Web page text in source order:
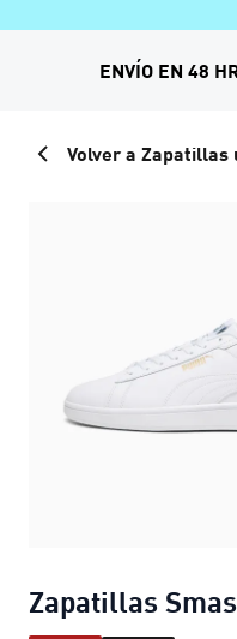
ENVÍO EN 48
Volver a Zapatillas
Zapatillas